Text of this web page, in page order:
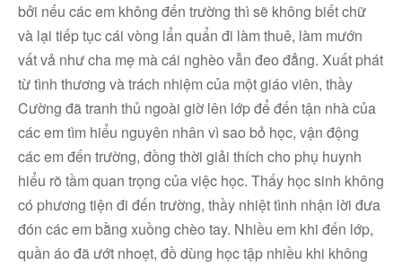
bởi nếu các em không đến trường thì sẽ không biết chữ
và lại tiếp tục cái vòng lẩn quẩn đi làm thuê, làm mướn
vất vả như cha mẹ mà cái nghèo vẫn đeo đẳng. Xuất phát
từ tình thương và trách nhiệm của một giáo viên, thầy
Cường đã tranh thủ ngoài giờ lên lớp để đến tận nhà của
các em tìm hiểu nguyên nhân vì sao bỏ học, vận động
các em đến trường, đồng thời giải thích cho phụ huynh
hiểu rõ tầm quan trọng của việc học. Thấy học sinh không
có phương tiện đi đến trường, thầy nhiệt tình nhận lời đưa
đón các em bằng xuồng chèo tay. Nhiều em khi đến lớp,
quần áo đã ướt nhoẹt, đồ dùng học tập nhiều khi không